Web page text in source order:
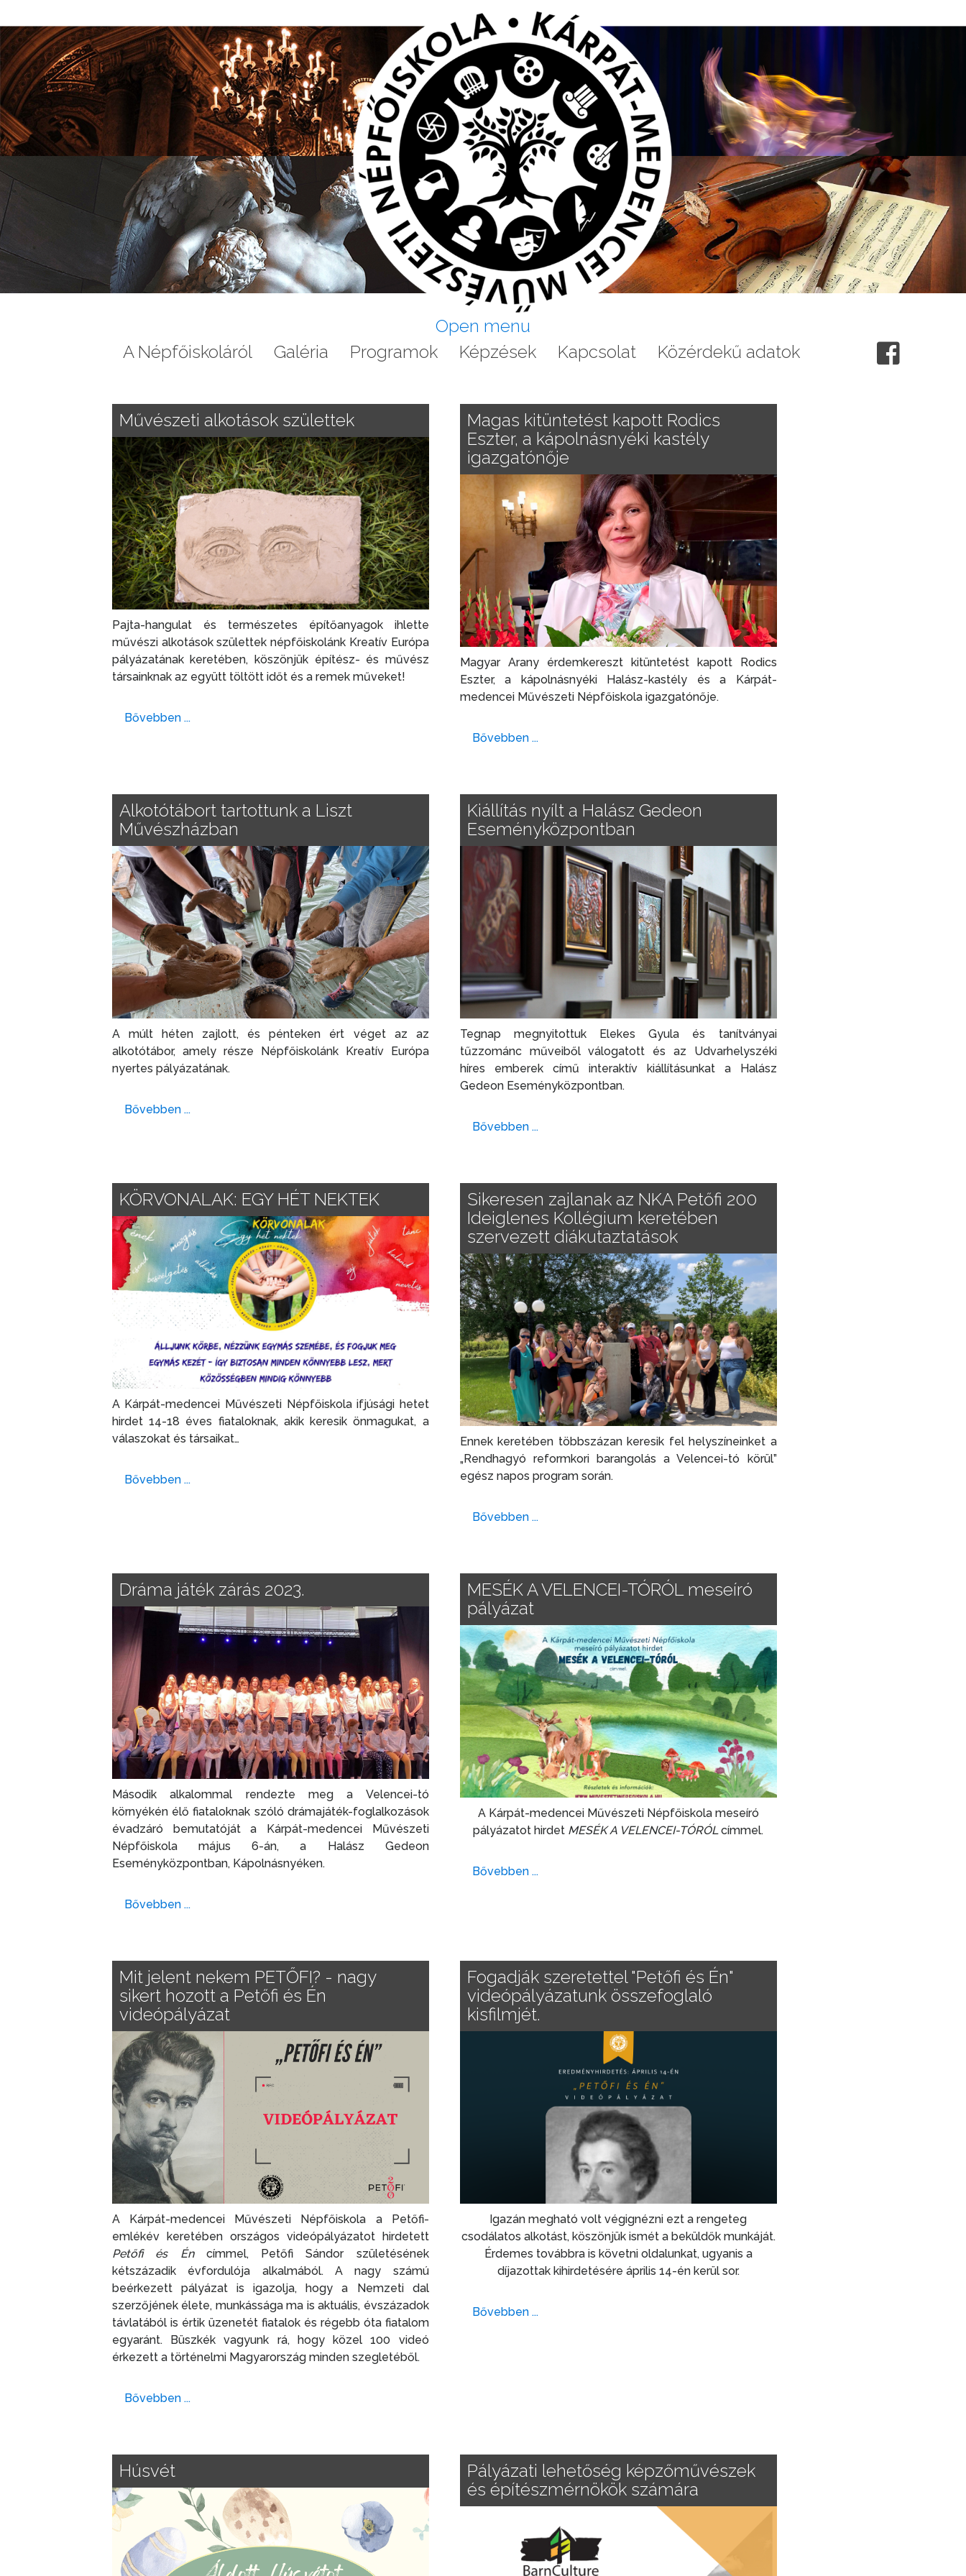
Open menu
A Népfőiskoláról Galéria Programok Képzések Kapcsolat Közérdekű adatok
Művészeti alkotások születtek
Pajta-hangulat és természetes építőanyagok ihlette
művészi alkotások születtek népfőiskolánk Kreatív Európa
pályázatának keretében, köszönjük építész- és művész
társainknak az együtt töltött időt és a remek műveket!
Bővebben ...
Magas kitüntetést kapott Rodics
Eszter, a kápolnásnyéki kastély
igazgatónője
Magyar Arany érdemkereszt kitüntetést kapott Rodics
Eszter, a kápolnásnyéki Halász-kastély és a Kárpát-
medencei Művészeti Népfőiskola igazgatónője.
Bővebben ...
Alkotótábort tartottunk a Liszt
Művészházban
A múlt héten zajlott, és pénteken ért véget az az
alkotótábor, amely része Népfőiskolánk Kreatív Európa
nyertes pályázatának.
Bővebben ...
Kiállítás nyílt a Halász Gedeon
Eseményközpontban
Tegnap megnyitottuk Elekes Gyula és tanítványai
tűzzománc műveiből válogatott és az Udvarhelyszéki
híres emberek című interaktív kiállításunkat a Halász
Gedeon Eseményközpontban.
Bővebben ...
KÖRVONALAK: EGY HÉT NEKTEK
A Kárpát-medencei Művészeti Népfőiskola ifjúsági hetet
hirdet 14-18 éves fiataloknak, akik keresik önmagukat, a
válaszokat és társaikat…
Bővebben ...
Sikeresen zajlanak az NKA Petőfi 200
Ideiglenes Kollégium keretében
szervezett diákutaztatások
Ennek keretében többszázan keresik fel helyszíneinket a
„Rendhagyó reformkori barangolás a Velencei-tó körül”
egész napos program során.
Bővebben ...
Dráma játék zárás 2023.
Második alkalommal rendezte meg a Velencei-tó
környékén élő fiataloknak szóló drámajáték-foglalkozások
évadzáró bemutatóját a Kárpát-medencei Művészeti
Népfőiskola május 6-án, a Halász Gedeon
Eseményközpontban, Kápolnásnyéken.
Bővebben ...
MESÉK A VELENCEI-TÓRÓL meseíró
pályázat
A Kárpát-medencei Művészeti Népfőiskola meseíró
pályázatot hirdet MESÉK A VELENCEI-TÓRÓLcímmel.
Bővebben ...
Mit jelent nekem PETŐFI? - nagy
sikert hozott a Petőfi és Én
videópályázat
A Kárpát-medencei Művészeti Népfőiskola a Petőfi-
emlékév keretében országos videópályázatot hirdetett
Petőfi és Éncímmel, Petőfi Sándor születésének
kétszázadik évfordulója alkalmából. A nagy számú
beérkezett pályázat is igazolja, hogy a Nemzeti dal
szerzőjének élete, munkássága ma is aktuális, évszázadok
távlatából is értik üzenetét fiatalok és régebb óta fiatalom
egyaránt. Büszkék vagyunk rá, hogy közel 100 videó
érkezett a történelmi Magyarország minden szegletéből.
Bővebben ...
Fogadják szeretettel "Petőfi és Én"
videópályázatunk összefoglaló
kisfilmjét.
Igazán megható volt végignézni ezt a rengeteg
csodálatos alkotást, köszönjük ismét a beküldők munkáját.
Érdemes továbbra is követni oldalunkat, ugyanis a
díjazottak kihirdetésére április 14-én kerül sor.
Bővebben ...
Húsvét
Pályázati lehetőség képzőművészek
és építészmérnökök számára